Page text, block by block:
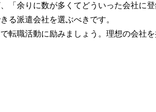
「余りに数が多くてどういった会社に
る派遣会社を選ぶべきです。
転職活動に励みましょう。理想の会社